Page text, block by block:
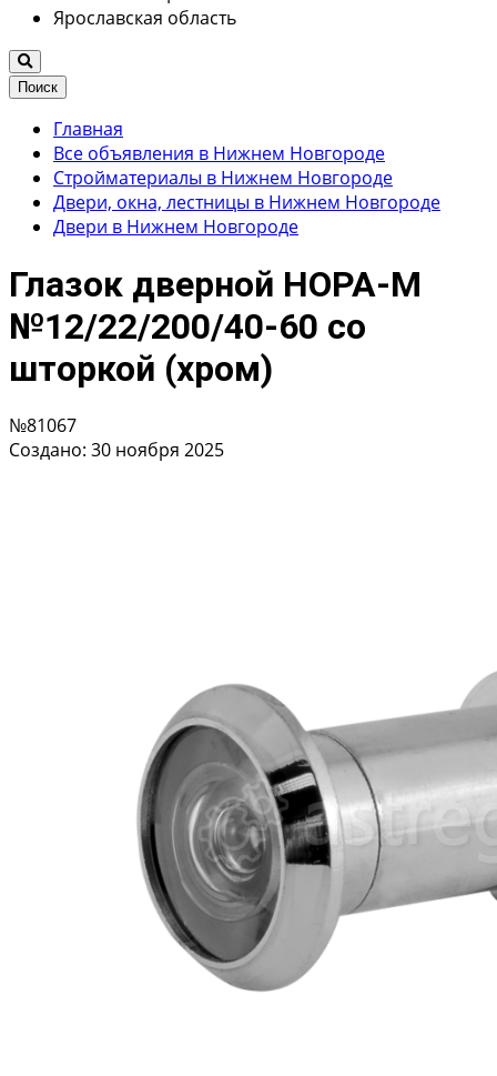
Ярославская область
Поиск
Главная
Все объявления в Нижнем Новгороде
Стройматериалы в Нижнем Новгороде
Двери, окна, лестницы в Нижнем Новгороде
Двери в Нижнем Новгороде
Глазок дверной НОРА-М
№12/22/200/40-60 со
шторкой (хром)
№81067
Создано: 30 ноября 2025